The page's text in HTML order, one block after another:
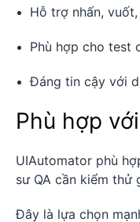
Hỗ trợ nhấn,
Phù hợp cho test
Đáng tin cậy với
Phù hợp
UIAutomator phù
sư QA cần kiểm thử
Đây là lựa chọn